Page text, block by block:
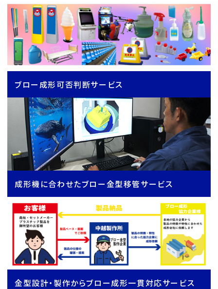
ブロー成形可否判断サービス
成形機に合わせたブロー金型移管サービス
金型設計・製作からブロー成形一貫対応サービス